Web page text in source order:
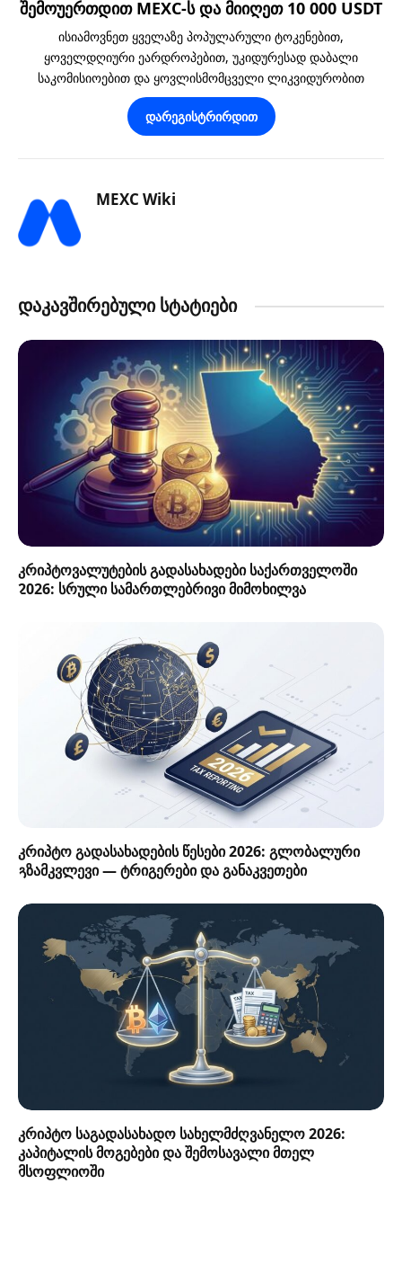
შემოუერთდით MEXC-ს და მიიღეთ 10 000 USDT
ისიამოვნეთ ყველაზე პოპულარული ტოკენებით,
ყოველდღიური ეარდროპებით, უკიდურესად დაბალი
საკომისიოებით და ყოვლისმომცველი ლიკვიდურობით
დარეგისტრირდით
MEXC Wiki
დაკავშირებული სტატიები
კრიპტოვალუტების გადასახადები საქართველოში
2026: სრული სამართლებრივი მიმოხილვა
კრიპტო გადასახადების წესები 2026: გლობალური
გზამკვლევი — ტრიგერები და განაკვეთები
კრიპტო საგადასახადო სახელმძღვანელო 2026:
კაპიტალის მოგებები და შემოსავალი მთელ
მსოფლიოში